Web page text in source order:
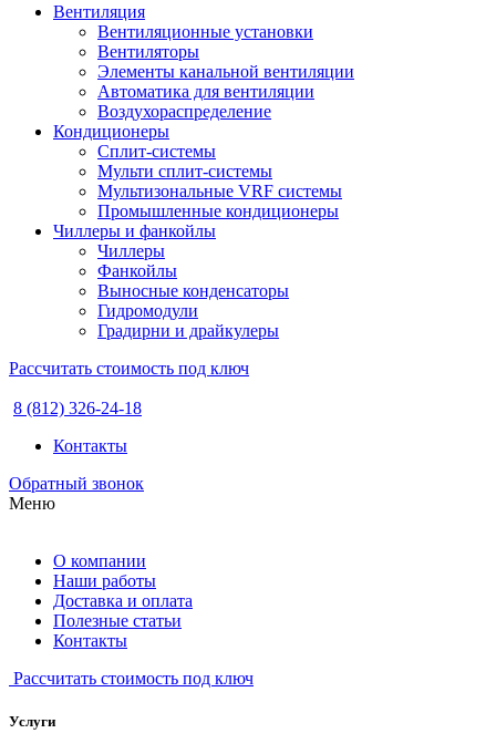
Вентиляция
Вентиляционные установки
Вентиляторы
Элементы канальной вентиляции
Автоматика для вентиляции
Воздухораспределение
Кондиционеры
Сплит-системы
Мульти сплит-системы
Мультизональные VRF системы
Промышленные кондиционеры
Чиллеры и фанкойлы
Чиллеры
Фанкойлы
Выносные конденсаторы
Гидромодули
Градирни и драйкулеры
Рассчитать стоимость под ключ
8 (812) 326-24-18
Контакты
Обратный звонок
Меню
О компании
Наши работы
Доставка и оплата
Полезные статьи
Контакты
Рассчитать стоимость под ключ
Услуги